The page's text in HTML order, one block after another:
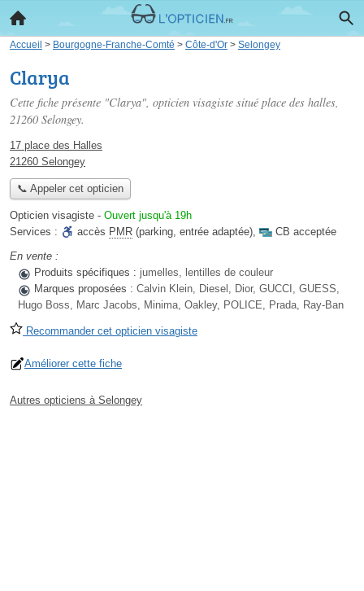
Accueil > Bourgogne-Franche-Comté > Côte-d'Or > Selongey
Clarya
Cette fiche présente "Clarya", opticien visagiste situé place des halles,
21260 Selongey.
17 place des Halles
21260 Selongey
📞 Appeler cet opticien
Opticien visagiste - Ouvert jusqu'à 19h
Services :
accès PMR (parking, entrée adaptée),
CB acceptée
En vente :
Produits spécifiques : jumelles, lentilles de couleur
Marques proposées : Calvin Klein, Diesel, Dior, GUCCI, GUESS,
Hugo Boss, Marc Jacobs, Minima, Oakley, POLICE, Prada, Ray-Ban
Recommander cet opticien visagiste
Améliorer cette fiche
Autres opticiens à Selongey